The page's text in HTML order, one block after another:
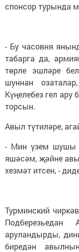
спонсор турында
- Бу часовня
табарга да,
төрле эшләре
шуннан
Күңелебез гел ару
торсын.
Авыл түтиләре,
- Мин үзем шушы
яшәсәм, җәйне
хезмәт итсен, -
Турминский
Подберезьедан
аруландырды,
биредән